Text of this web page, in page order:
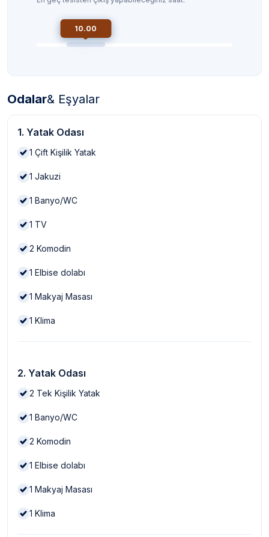
10.00
Odalar& Eşyalar
1. Yatak Odası
1 Çift Kişilik Yatak
1 Jakuzi
1 Banyo/WC
1 TV
2 Komodin
1 Elbise dolabı
1 Makyaj Masası
1 Klima
2. Yatak Odası
2 Tek Kişilik Yatak
1 Banyo/WC
2 Komodin
1 Elbise dolabı
1 Makyaj Masası
1 Klima